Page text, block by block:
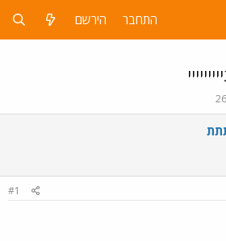
התחבר הירשם
#1